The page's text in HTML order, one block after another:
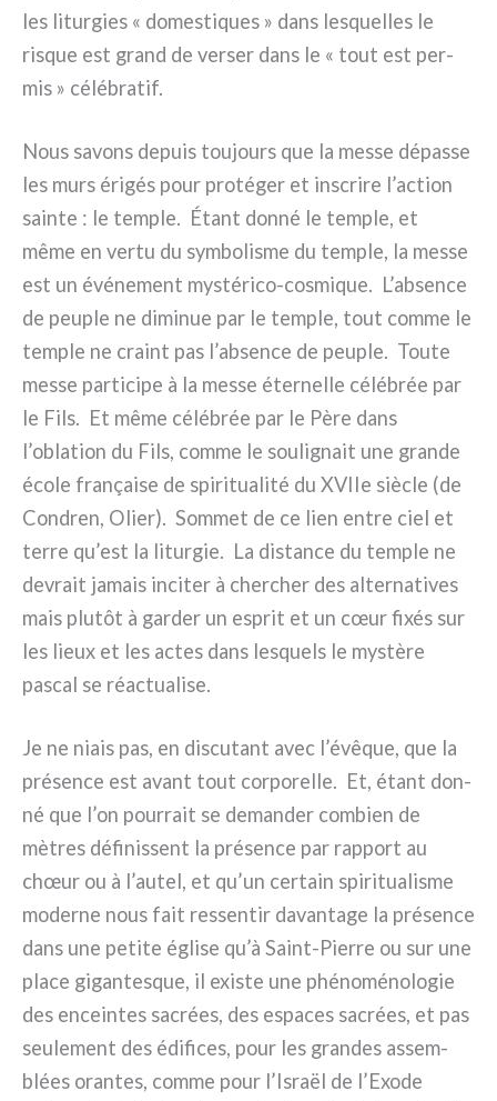
les litur­gies « dome­sti­ques » dans lesquel­les le
risque est grand de ver­ser dans le « tout est per­
mis » célé­bra­tif.
Nous savons depuis tou­jours que la mes­se dépas­se
les murs éri­gés pour pro­té­ger et inscri­re l’action
sain­te : le tem­ple. Étant don­né le tem­ple, et
même en ver­tu du sym­bo­li­sme du tem­ple, la mes­se
est un évé­ne­ment mystérico-cosmique. L’absence
de peu­ple ne dimi­nue par le tem­ple, tout com­me le
tem­ple ne craint pas l’absence de peu­ple. Toute
mes­se par­ti­ci­pe à la mes­se éter­nel­le célé­brée par
le Fils. Et même célé­brée par le Père dans
l’oblation du Fils, com­me le sou­li­gnait une gran­de
éco­le fra­nçai­se de spi­ri­tua­li­té du XVIIe siè­cle (de
Condren, Olier). Sommet de ce lien entre ciel et
ter­re qu’est la litur­gie. La distan­ce du tem­ple ne
devrait jamais inci­ter à cher­cher des alter­na­ti­ves
mais plu­tôt à gar­der un esprit et un cœur fixés sur
les lieux et les actes dans lesquels le mystè­re
pascal se réac­tua­li­se.
Je ne niais pas, en discu­tant avec l’évêque, que la
pré­sen­ce est avant tout cor­po­rel­le. Et, étant don­
né que l’on pour­rait se deman­der com­bien de
mètres défi­nis­sent la pré­sen­ce par rap­port au
chœur ou à l’autel, et qu’un cer­tain spi­ri­tua­li­sme
moder­ne nous fait res­sen­tir davan­ta­ge la pré­sen­ce
dans une peti­te égli­se qu’à Saint-Pierre ou sur une
pla­ce gigan­te­sque, il exi­ste une phé­no­mé­no­lo­gie
des encein­tes sacrées, des espa­ces sacrées, et pas
seu­le­ment des édi­fi­ces, pour les gran­des assem­
blées oran­tes, com­me pour l’Israël de l’Exode